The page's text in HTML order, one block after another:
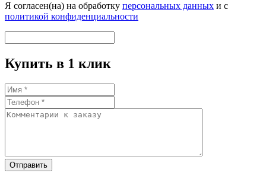
Я согласен(на) на обработку персональных данных и с
политикой конфиденциальности
Купить в 1 клик
Отправить